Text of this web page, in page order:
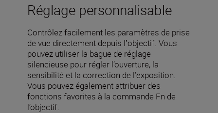
Réglage personnalisable
Contrôlez facilement les paramètres de prise
de vue directement depuis lʼobjectif. Vous
pouvez utiliser la bague de réglage
silencieuse pour régler l’ouverture, la
sensibilité et la correction de l’exposition.
Vous pouvez également attribuer des
fonctions favorites à la commande Fn de
l’objectif.